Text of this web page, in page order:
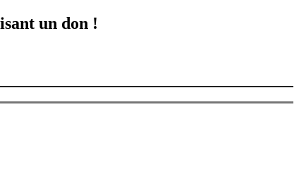
un don !